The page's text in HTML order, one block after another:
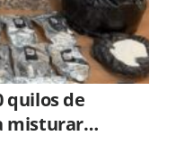
quilos de
misturar